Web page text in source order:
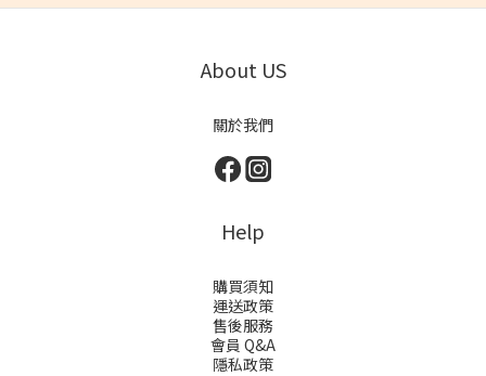
About US
關於我們
Help
購買須知
運送政策
售後服務
會員 Q&A
隱私政策